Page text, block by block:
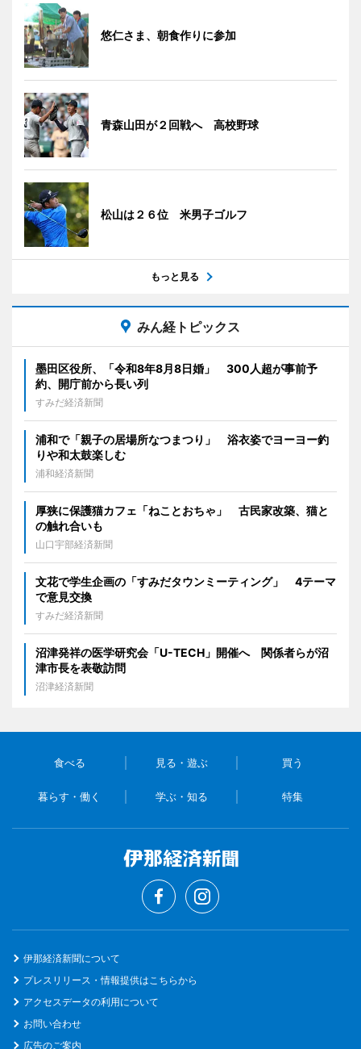
悠仁さま、朝食作りに参加
青森山田が２回戦へ 高校野球
松山は２６位 米男子ゴルフ
もっと見る
みん経トピックス
墨田区役所、「令和8年8月8日婚」 300人超が事前予
約、開庁前から長い列
すみだ経済新聞
浦和で「親子の居場所なつまつり」 浴衣姿でヨーヨー釣
りや和太鼓楽しむ
浦和経済新聞
厚狭に保護猫カフェ「ねことおちゃ」 古民家改築、猫と
の触れ合いも
山口宇部経済新聞
文花で学生企画の「すみだタウンミーティング」 4テーマ
で意見交換
すみだ経済新聞
沼津発祥の医学研究会「U-TECH」開催へ 関係者らが沼
津市長を表敬訪問
沼津経済新聞
食べる 見る・遊ぶ 買う
暮らす・働く 学ぶ・知る 特集
伊那経済新聞について
プレスリリース・情報提供はこちらから
アクセスデータの利用について
お問い合わせ
広告のご案内